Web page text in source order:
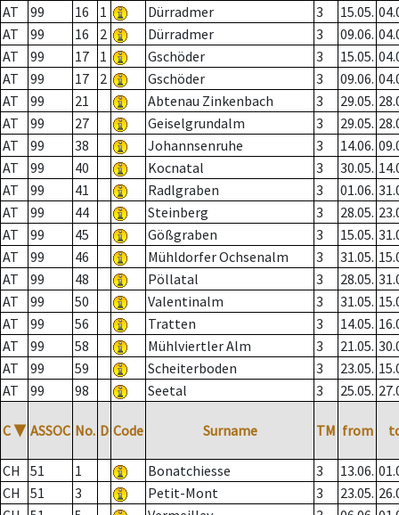
AT
99 16 1 Dürradmer 3 15.05.
AT
99 16 2 Dürradmer 3 09.06.
AT
99 17 1 Gschöder 3 15.05.
AT
99 17 2 Gschöder 3 09.06.
AT
99 21 Abtenau Zinkenbach 3 29.05.
AT
99 27 Geiselgrundalm 3 29.05.
AT
99 38 Johannsenruhe 3 14.06.
AT
99 40 Kocnatal 3 30.05.
AT
99 41 Radlgraben 3 01.06.
AT
99 44 Steinberg 3 28.05.
AT
99 45 Gößgraben 3 15.05.
AT
99 46 Mühldorfer Ochsenalm 3 31.05.
AT
99 48 Pöllatal 3 28.05.
AT
99 50 Valentinalm 3 31.05.
AT
99 56 Tratten 3 14.05.
AT
99 58 Mühlviertler Alm 3 21.05.
AT
99 59 Scheiterboden 3 23.05.
AT
99 98 Seetal 3 25.05.
C ▼ ASSOC No. D Code Surname TM from
CH 51 1 Bonatchiesse 3 13.06.
CH
51 3 Petit-Mont 3 23.05.